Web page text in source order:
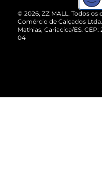
Cartão Presente
Vendas Corporativas
© 2026, ZZ MALL. Todos os
Comércio de Calçados
Mathias, Cariacica/ES.
04